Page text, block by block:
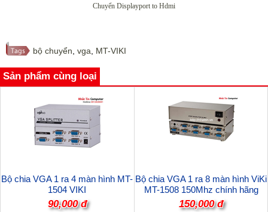
Chuyển Displayport to Hdmi
bộ chuyển vga MT-VIKI
Sản phẩm cùng loại
Bộ chia VGA 1 ra 4 màn hình MT-
1504 VIKI
90,000 đ
Bộ chia VGA 1 ra 8 màn hình ViKi
MT-1508 150Mhz chính hãng
150,000 đ